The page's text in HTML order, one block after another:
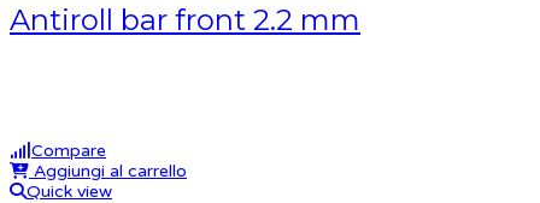
Antiroll bar front 2.2 mm
Compare
Aggiungi al carrello
Quick view